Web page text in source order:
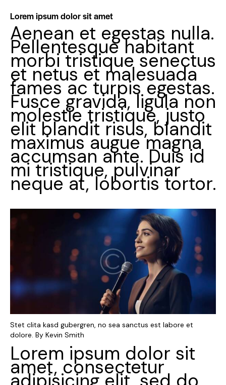
Lorem ipsum dolor sit amet
Aenean et egestas nulla.
Pellentesque habitant
morbi tristique senectus
et netus et malesuada
fames ac turpis egestas.
Fusce gravida, ligula non
molestie tristique, justo
elit blandit risus, blandit
maximus augue magna
accumsan ante. Duis id
mi tristique, pulvinar
neque at, lobortis tortor.
Stet clita kasd gubergren, no sea sanctus est labore et
dolore. By Kevin Smith
Lorem ipsum dolor sit
amet, consectetur